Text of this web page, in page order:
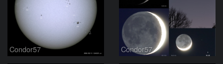
Condor57 Condor57